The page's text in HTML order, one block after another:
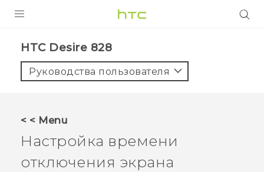
5G
VIVERSE
HTC Desire 828‎
Руководства пользователя
< < Menu
Настройка времени
отключения экрана